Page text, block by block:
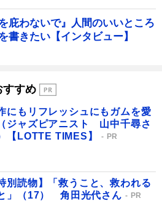
庇わないで』人間のいいところ
書きたい【インタビュー】
すすめ
にもリフレッシュにもガムを愛
ジャズピアニスト 山中千尋さ
【LOTTE TIMES】
PR
別読物】「救うこと、救われる
」（17） 角田光代さん
PR